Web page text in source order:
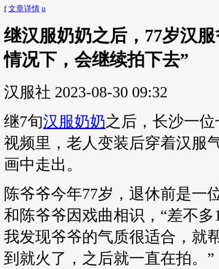
f 文章详情 u
继汉服奶奶之后，77岁汉
情况下，会继续拍下去”
汉服社 2023-08-30 09:32
继7旬汉服奶奶之后，长沙一
视频里，老人变装后穿着汉服
画中走出。
陈爷爷今年77岁，退休前是一
和陈爷爷因戏曲相识，“差不
我发现爷爷的气质很适合，就
到就火了，之后就一直在拍。”